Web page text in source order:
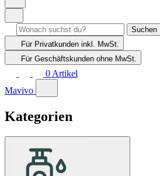
Suchen
Für Privatkunden inkl. MwSt.
Für Geschäftskunden ohne MwSt.
0 Artikel
Mavivo
Kategorien